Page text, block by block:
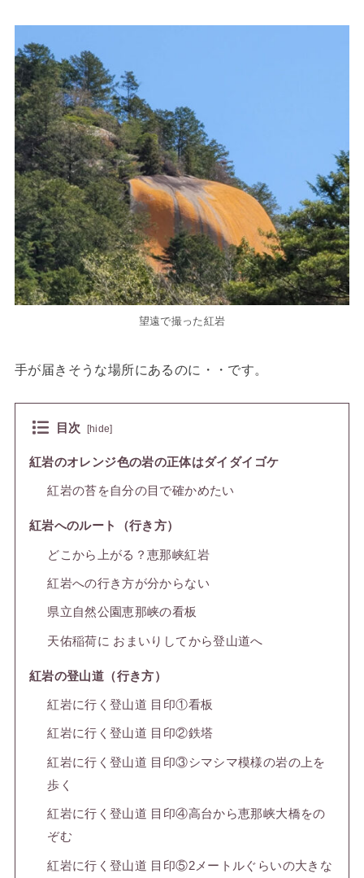
望遠で撮った紅岩
手が届きそうな場所にあるのに・・です。
目次 [hide]
紅岩のオレンジ色の岩の正体はダイダイゴケ
紅岩の苔を自分の目で確かめたい
紅岩へのルート（行き方）
どこから上がる？恵那峡紅岩
紅岩への行き方が分からない
県立自然公園恵那峡の看板
天佑稲荷に おまいりしてから登山道へ
紅岩の登山道（行き方）
紅岩に行く登山道 目印①看板
紅岩に行く登山道 目印②鉄塔
紅岩に行く登山道 目印③シマシマ模様の岩の上を
歩く
紅岩に行く登山道 目印④高台から恵那峡大橋をの
ぞむ
紅岩に行く登山道 目印⑤2メートルぐらいの大きな